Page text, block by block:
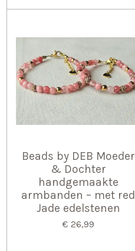
Beads by DEB Moeder
& Dochter
handgemaakte
armbanden – met red
Jade edelstenen
€ 26,99